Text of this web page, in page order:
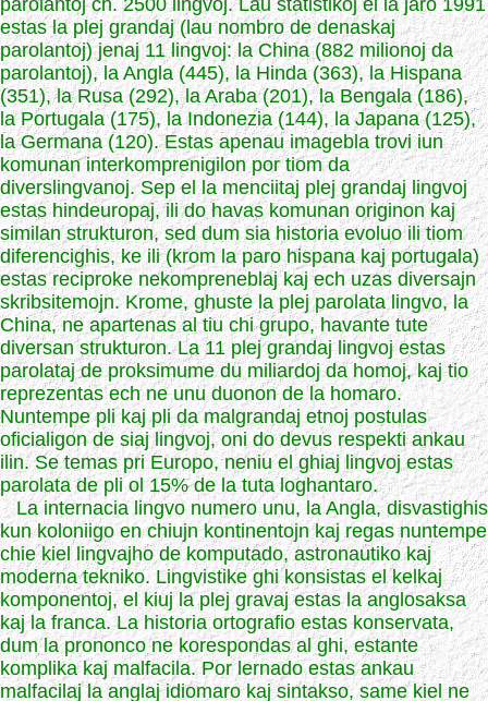
parolantoj ch. 2500 lingvoj. Lau statistikoj el la jaro 1991
estas la plej grandaj (lau nombro de denaskaj
parolantoj) jenaj 11 lingvoj: la China (882 milionoj da
parolantoj), la Angla (445), la Hinda (363), la Hispana
(351), la Rusa (292), la Araba (201), la Bengala (186),
la Portugala (175), la Indonezia (144), la Japana (125),
la Germana (120). Estas apenau imagebla trovi iun
komunan interkomprenigilon por tiom da
diverslingvanoj. Sep el la menciitaj plej grandaj lingvoj
estas hindeuropaj, ili do havas komunan originon kaj
similan strukturon, sed dum sia historia evoluo ili tiom
diferencighis, ke ili (krom la paro hispana kaj portugala)
estas reciproke nekompreneblaj kaj ech uzas diversajn
skribsitemojn. Krome, ghuste la plej parolata lingvo, la
China, ne apartenas al tiu chi grupo, havante tute
diversan strukturon. La 11 plej grandaj lingvoj estas
parolataj de proksimume du miliardoj da homoj, kaj tio
reprezentas ech ne unu duonon de la homaro.
Nuntempe pli kaj pli da malgrandaj etnoj postulas
oficialigon de siaj lingvoj, oni do devus respekti ankau
ilin. Se temas pri Europo, neniu el ghiaj lingvoj estas
parolata de pli ol 15% de la tuta loghantaro.
La internacia lingvo numero unu, la Angla, disvastighis
kun koloniigo en chiujn kontinentojn kaj regas nuntempe
chie kiel lingvajho de komputado, astronautiko kaj
moderna tekniko. Lingvistike ghi konsistas el kelkaj
komponentoj, el kiuj la plej gravaj estas la anglosaksa
kaj la franca. La historia ortografio estas konservata,
dum la prononco ne korespondas al ghi, estante
komplika kaj malfacila. Por lernado estas ankau
malfacilaj la anglaj idiomaro kaj sintakso, same kiel ne